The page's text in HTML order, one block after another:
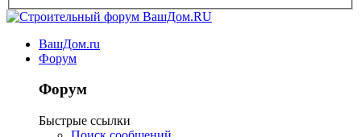
ВашДом.ru
Форум
Форум
Быстрые ссылки